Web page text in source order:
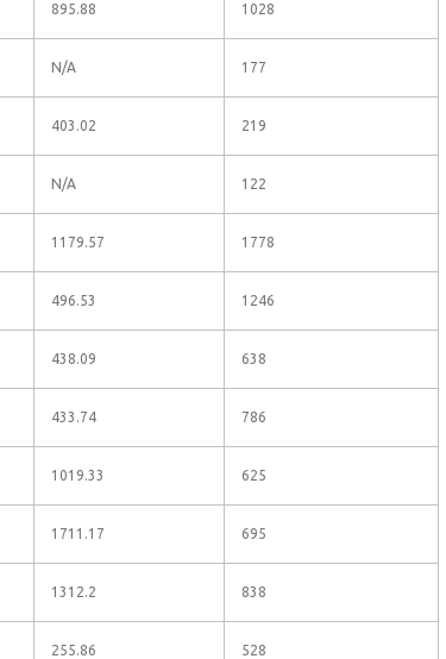
895.88 1028
N/A 177
403.02 219
N/A 122
1179.57 1778
496.53 1246
438.09 638
433.74 786
1019.33 625
1711.17 695
1312.2 838
255.86 528